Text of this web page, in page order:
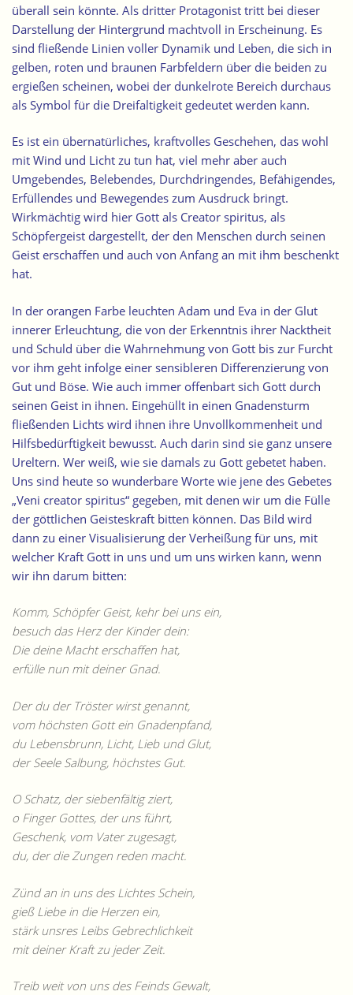
überall sein könnte. Als dritter Protagonist tritt bei dieser
Darstellung der Hintergrund machtvoll in Erscheinung. Es
sind fließende Linien voller Dynamik und Leben, die sich in
gelben, roten und braunen Farbfeldern über die beiden zu
ergießen scheinen, wobei der dunkelrote Bereich durchaus
als Symbol für die Dreifaltigkeit gedeutet werden kann.
Es ist ein übernatürliches, kraftvolles Geschehen, das wohl
mit Wind und Licht zu tun hat, viel mehr aber auch
Umgebendes, Belebendes, Durchdringendes, Befähigendes,
Erfüllendes und Bewegendes zum Ausdruck bringt.
Wirkmächtig wird hier Gott als Creator spiritus, als
Schöpfergeist dargestellt, der den Menschen durch seinen
Geist erschaffen und auch von Anfang an mit ihm beschenkt
hat.
In der orangen Farbe leuchten Adam und Eva in der Glut
innerer Erleuchtung, die von der Erkenntnis ihrer Nacktheit
und Schuld über die Wahrnehmung von Gott bis zur Furcht
vor ihm geht infolge einer sensibleren Differenzierung von
Gut und Böse. Wie auch immer offenbart sich Gott durch
seinen Geist in ihnen. Eingehüllt in einen Gnadensturm
fließenden Lichts wird ihnen ihre Unvollkommenheit und
Hilfsbedürftigkeit bewusst. Auch darin sind sie ganz unsere
Ureltern. Wer weiß, wie sie damals zu Gott gebetet haben.
Uns sind heute so wunderbare Worte wie jene des Gebetes
„Veni creator spiritus“ gegeben, mit denen wir um die Fülle
der göttlichen Geisteskraft bitten können. Das Bild wird
dann zu einer Visualisierung der Verheißung für uns, mit
welcher Kraft Gott in uns und um uns wirken kann, wenn
wir ihn darum bitten:
Komm, Schöpfer Geist, kehr bei uns ein,
besuch das Herz der Kinder dein:
Die deine Macht erschaffen hat,
erfülle nun mit deiner Gnad.
Der du der Tröster wirst genannt,
vom höchsten Gott ein Gnadenpfand,
du Lebensbrunn, Licht, Lieb und Glut,
der Seele Salbung, höchstes Gut.
O Schatz, der siebenfältig ziert,
o Finger Gottes, der uns führt,
Geschenk, vom Vater zugesagt,
du, der die Zungen reden macht.
Zünd an in uns des Lichtes Schein,
gieß Liebe in die Herzen ein,
stärk unsres Leibs Gebrechlichkeit
mit deiner Kraft zu jeder Zeit.
Treib weit von uns des Feinds Gewalt,